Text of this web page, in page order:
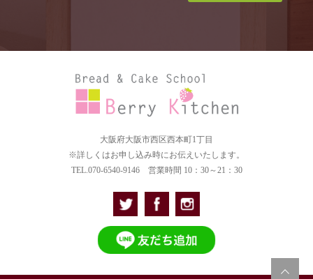
大阪府大阪市西区西本町1丁目
※詳しくはお申し込み時にお伝えいたします。
TEL.070-6540-9146 営業時間 10：30～21：30